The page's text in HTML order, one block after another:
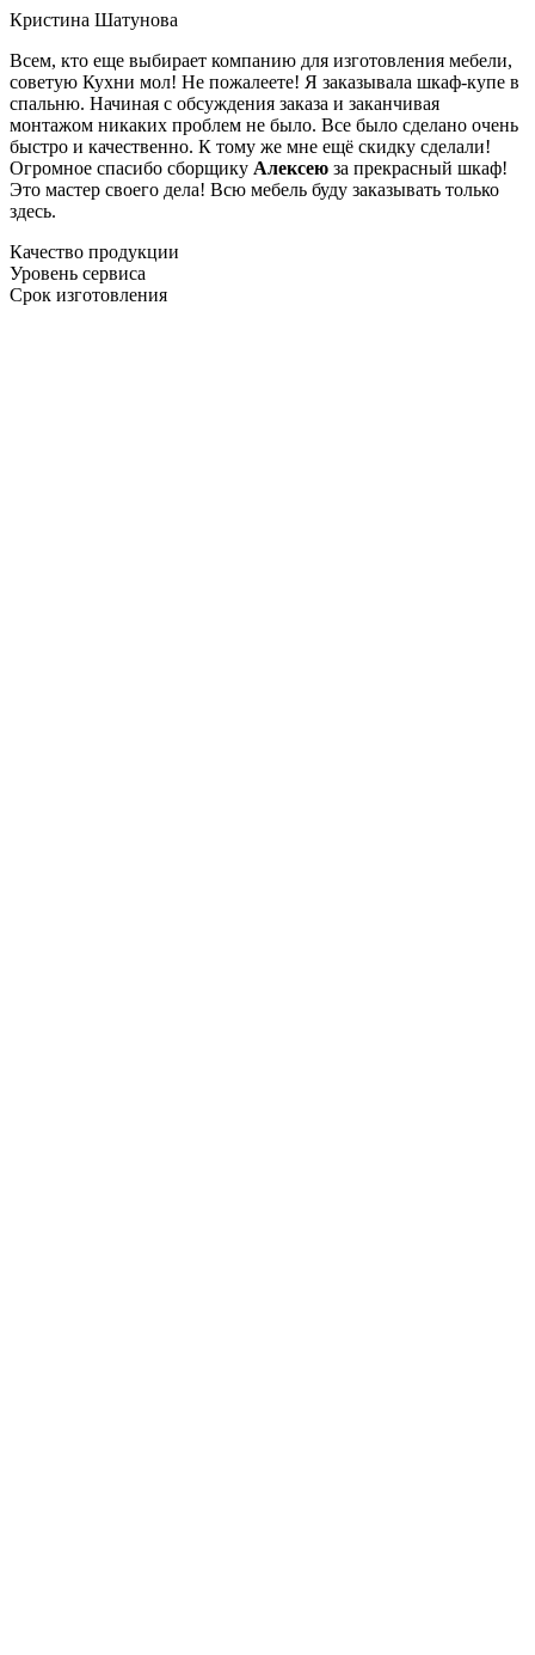
Кристина Шатунова
Всем, кто еще выбирает компанию для изготовления мебели,
советую Кухни мол! Не пожалеете! Я заказывала шкаф-купе в
спальню. Начиная с обсуждения заказа и заканчивая
монтажом никаких проблем не было. Все было сделано очень
быстро и качественно. К тому же мне ещё скидку сделали!
Огромное спасибо сборщику Алексею за прекрасный шкаф!
Это мастер своего дела! Всю мебель буду заказывать только
здесь.
Качество продукции
Уровень сервиса
Срок изготовления